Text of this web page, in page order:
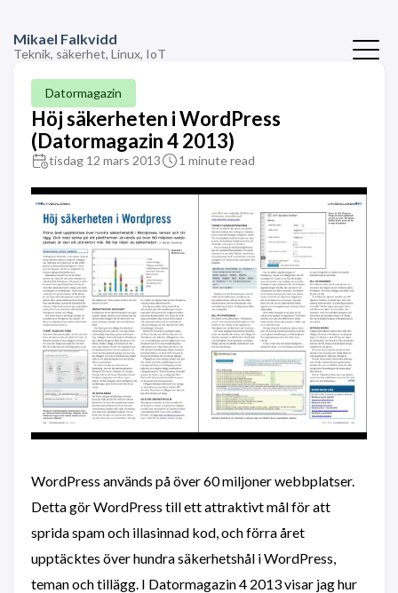
Mikael Falkvidd
Teknik, säkerhet, Linux, IoT
Datormagazin
Höj säkerheten i WordPress
(Datormagazin 4 2013)
tisdag 12 mars 2013 1 minute read
WordPress används på över 60 miljoner webbplatser.
Detta gör WordPress till ett attraktivt mål för att
sprida spam och illasinnad kod, och förra året
upptäcktes över hundra säkerhetshål i WordPress,
teman och tillägg. I Datormagazin 4 2013 visar jag hur